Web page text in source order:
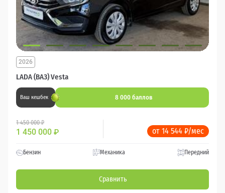
LADA (ВАЗ) Vesta
2026
Ваш кешбек 8 000 баллов
1 450 000 ₽
1 450 000 ₽ от 14 544 ₽/мес
Бензин Механика Передний
Сравнить